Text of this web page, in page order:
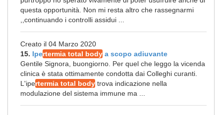
questa opportunità. Non mi resta altro che rassegnarmi
,,continuando i controlli assidui ...
Creato il 04 Marzo 2020
15. Ipertermia total body a scopo adiuvante
Gentile Signora, buongiorno. Per quel che leggo la vicenda
clinica è stata ottimamente condotta dai Colleghi curanti.
L'ipertermia total body trova indicazione nella
modulazione del sistema immune ma ...